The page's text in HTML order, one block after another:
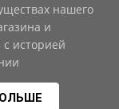
нашего
и
с историей